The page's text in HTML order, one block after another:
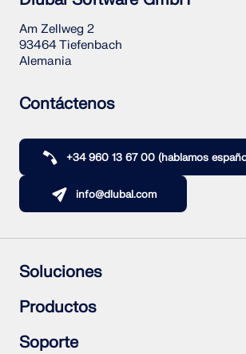
Am Zellweg 2
93464 Tiefenbach
Alemania
Contáctenos
+34 960 13 67 00 (hablamos
info@dlubal.com
Soluciones
Estructuras de hormigón armado
Estructuras de acero
Estructuras de madera
Uniones de acero
Productos
RFEM 6
Soporte